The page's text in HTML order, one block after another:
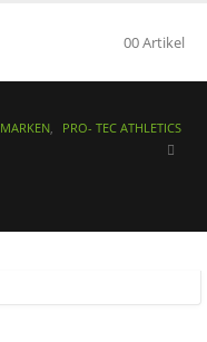
00 Artikel
MARKEN, PRO- TEC ATHLETICS